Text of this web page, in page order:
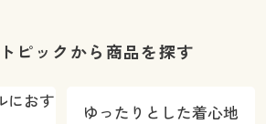
ピックから商品を探す
におす
ゆったりとした着心地